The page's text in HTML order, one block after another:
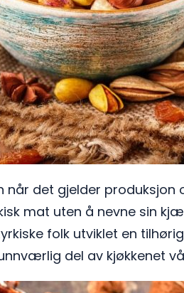
når det gjelder produksjon
mat uten å nevne sin
folk utviklet en
del av kjøkkenet